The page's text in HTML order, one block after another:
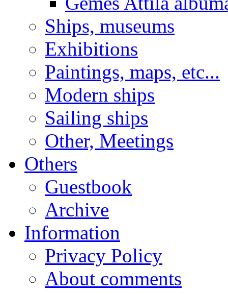
Ships, museums
Exhibitions
Paintings, maps, etc...
Modern ships
Sailing ships
Other, Meetings
Others
Guestbook
Archive
Information
Privacy Policy
About comments